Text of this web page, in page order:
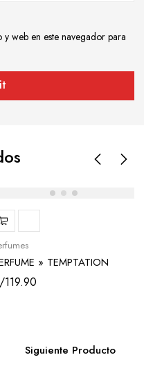
web en este navegador para
» TEMPTATION
«
119.90
Siguiente Producto